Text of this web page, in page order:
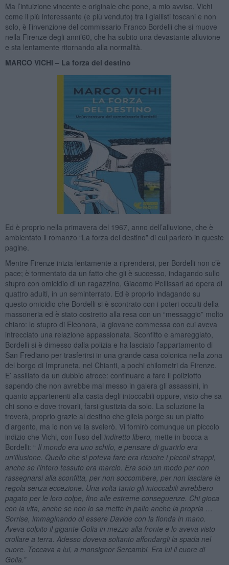
Ma l’intuizione vincente e originale che pone, a mio avviso, Vichi
come il più interessante (e più venduto) tra i giallisti toscani e non
solo, è l’invenzione del commissario Franco Bordelli che si muove
nella Firenze degli anni’60, che ha subito una devastante alluvione
e sta lentamente ritornando alla normalità.
MARCO VICHI – La forza del destino
Ed è proprio nella primavera del 1967, anno dell’alluvione, che è
ambientato il romanzo “La forza del destino” di cui parlerò in queste
pagine.
Mentre Firenze inizia lentamente a riprendersi, per Bordelli non c’è
pace; è tormentato da un fatto che gli è successo, indagando sullo
stupro con omicidio di un ragazzino, Giacomo Pellissari ad opera di
quattro adulti, in un seminterrato. Ed è proprio indagando su
questo omicidio che Bordelli si è scontrato con i poteri occulti della
massoneria ed è stato costretto alla resa con un “messaggio” molto
chiaro: lo stupro di Eleonora, la giovane commessa con cui aveva
intrecciato una relazione appassionata. Sconfitto e amareggiato,
Bordelli si è dimesso dalla polizia e ha lasciato l’appartamento di
San Frediano per trasferirsi in una grande casa colonica nella zona
del borgo di Impruneta, nel Chianti, a pochi chilometri da Firenze.
E’ assillato da un dubbio atroce: continuare a fare il poliziotto
sapendo che non avrebbe mai messo in galera gli assassini, in
quanto appartenenti alla casta degli intoccabili oppure, visto che sa
chi sono e dove trovarli, farsi giustizia da solo. La soluzione la
troverà, proprio grazie al destino che gliela porge su un piatto
d’argento, ma io non ve la svelerò. Vi fornirò comunque un piccolo
indizio che Vichi, con l’uso dell’indiretto libero, mette in bocca a
Bordelli: “ Il mondo era uno schifo, e pensare di guarirlo era
un’illusione. Quello che si poteva fare era ricucire i piccoli strappi,
anche se l’intero tessuto era marcio. Era solo un modo per non
rassegnarsi alla sconfitta, per non soccombere, per non lasciare la
regola senza eccezione. Una volta tanto gli intoccabili avrebbero
pagato per le loro colpe, fino alle estreme conseguenze. Chi gioca
con la vita, anche se non lo sa mette in palio anche la propria …
Sorrise, immaginando di essere Davide con la fionda in mano.
Aveva colpito il gigante Golia in mezzo alla fronte e lo aveva visto
crollare a terra. Adesso doveva soltanto affondargli la spada nel
cuore. Toccava a lui, a monsignor Sercambi. Era lui il cuore di
Golia.”